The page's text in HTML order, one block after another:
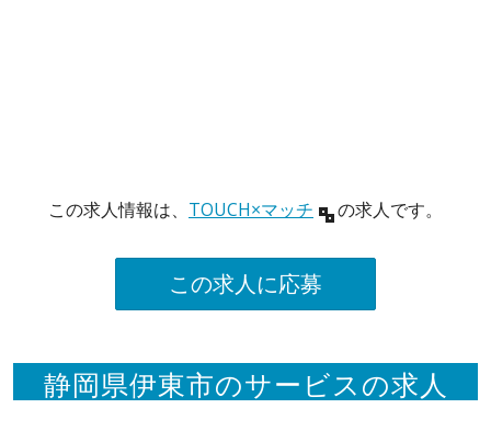
この求人情報は、 TOUCH×マッチ の求人です。
この求人に応募
静岡県伊東市のサービスの求人